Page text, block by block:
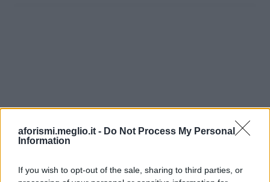
aforismi.meglio.it - Do Not Process My Personal
Information
If you wish to opt-out of the sale, sharing to third parties, or